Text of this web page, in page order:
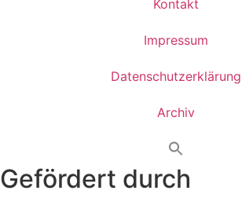
Kontakt
Impressum
Datenschutzerklärung
Archiv
Gefördert durch